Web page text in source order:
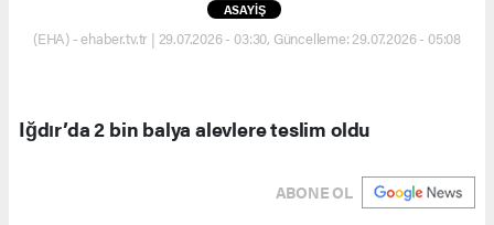
ASAYİŞ
(EHA) - ehaber.tv.tr | 29.07.2026 - 03:30, Güncelleme: 29.07.2026 - 05:08
Iğdır’da 2 bin balya alevlere teslim oldu
ABONE OL